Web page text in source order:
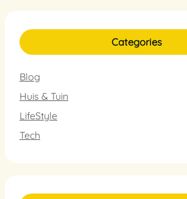
Categories
Blog
Huis & Tuin
LifeStyle
Tech